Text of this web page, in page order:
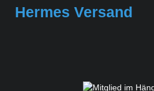
Hermes Versand